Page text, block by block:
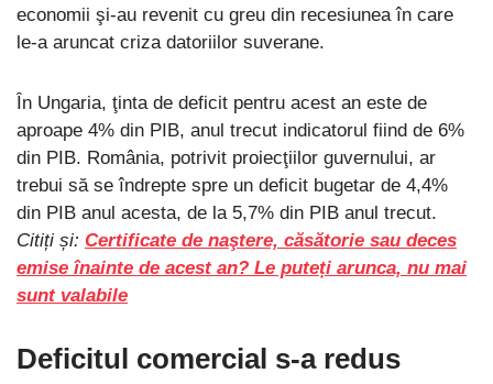
economii şi-au revenit cu greu din recesiunea în care
le-a aruncat criza datoriilor suverane.
În Ungaria, ţinta de deficit pentru acest an este de
aproape 4% din PIB, anul trecut indicatorul fiind de 6%
din PIB. România, potrivit proiecţiilor guvernului, ar
trebui să se îndrepte spre un deficit bugetar de 4,4%
din PIB anul acesta, de la 5,7% din PIB anul trecut.
Citiți și: Certificate de naştere, căsătorie sau deces
emise înainte de acest an? Le puteți arunca, nu mai
sunt valabile
Deficitul comercial s-a redus